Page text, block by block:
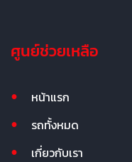
ศูนย์ช่วยเหลือ
หน้าแรก
รถทั้งหมด
เกี่ยวกับเรา